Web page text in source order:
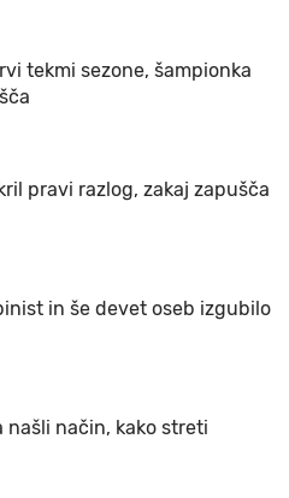
tekmi sezone, šampionka
pravi razlog, zakaj zapušča
in še devet oseb izgubilo
našli način, kako streti